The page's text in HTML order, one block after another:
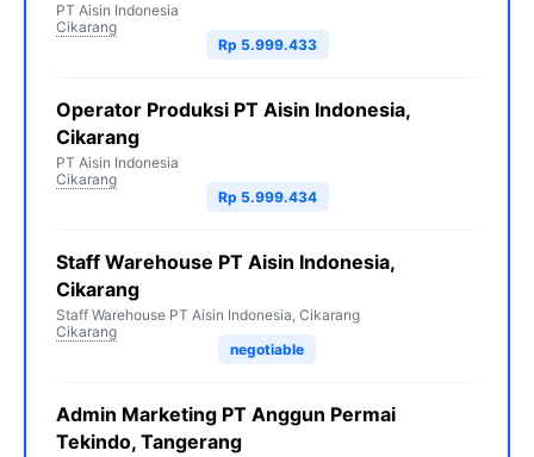
PT Aisin Indonesia
Cikarang
Rp 5.999.433
Operator Produksi PT Aisin Indonesia,
Cikarang
PT Aisin Indonesia
Cikarang
Rp 5.999.434
Staff Warehouse PT Aisin Indonesia,
Cikarang
Staff Warehouse PT Aisin Indonesia, Cikarang
Cikarang
negotiable
Admin Marketing PT Anggun Permai
Tekindo, Tangerang